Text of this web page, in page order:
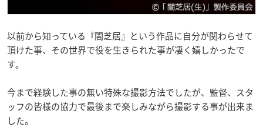
以前から知っている『闇芝居』という作品に自分が関わらせて
頂けた事、その世界で役を生きられた事が凄く嬉しかったで
す。
今まで経験した事の無い特殊な撮影方法でしたが、監督、スタ
ッフの皆様の協力で最後まで楽しみながら撮影する事が出来ま
した。